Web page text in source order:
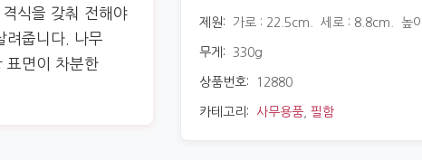
식을 갖춰 전해야
려줍니다. 나무
표면이 차분한
제원: 가로 : 22.5cm. 세로 : 8.8cm. 높
무게: 330g
상품번호: 12880
카테고리: 사무용품 필함